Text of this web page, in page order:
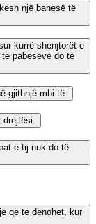
një banesë të
kurrë shenjtorët e
pabesëve do të
gjithnjë mbi të.
e tij nuk do të
që të dënohet, kur